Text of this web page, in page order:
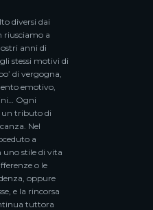
diversi dai
riusciamo a
anni di
stessi motivi di
di vergogna,
emotivo,
Ogni
un tributo di
Nel
a
uno stile di vita
o le
oppure
e la rincorsa
tuttora